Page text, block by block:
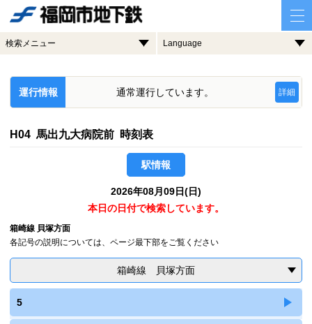
検索メニュー Language
運行情報 通常運行しています。 詳細
H04 馬出九大病院前 時刻表
駅情報
2026年08月09日(日)
本日の日付で検索しています。
箱崎線 貝塚方面
各記号の説明については、ページ最下部をご覧ください
箱崎線 貝塚方面
5